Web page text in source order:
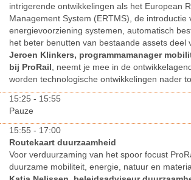
intrigerende ontwikkelingen als het European
Management System (ERTMS), de introductie
energievoorziening systemen, automatisch
het beter benutten van bestaande assets deel
Jeroen Klinkers, programmamanager
bij ProRail, neemt je mee in de
worden technologische ontwikkelingen nader
15:25 - 15:55
Pauze
15:55 - 17:00
Routekaart duurzaamheid
Voor verduurzaming van het spoor focust
duurzame mobiliteit, energie, natuur en